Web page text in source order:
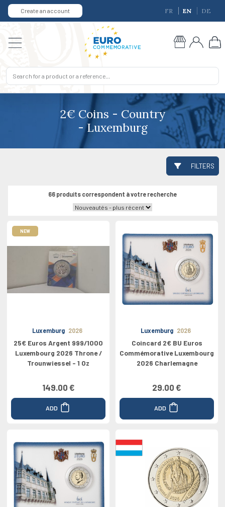
Create an account FR EN DE
2€ Coins - Country
- Luxemburg
FILTERS
66 produits correspondent à votre recherche
NEW
Luxemburg 2026
25€ Euros Argent 999/1000
Luxembourg 2026 Throne /
Trounwiessel - 1 Oz
149.00 €
ADD
Luxemburg 2026
Coincard 2€ BU Euros
Commémorative Luxembourg
2026 Charlemagne
29.00 €
ADD